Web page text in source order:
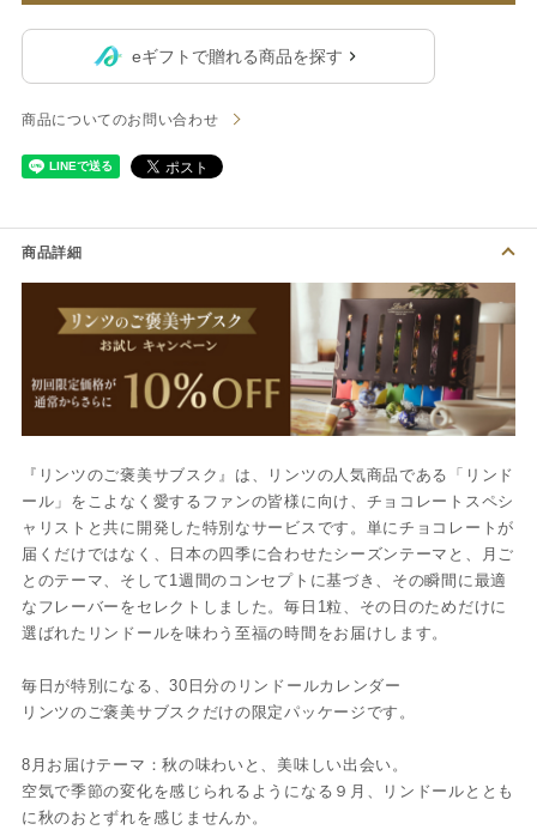
eギフトで贈れる商品を探す
商品についてのお問い合わせ
商品詳細
『リンツのご褒美サブスク』は、リンツの人気商品である「リンド
ール」をこよなく愛するファンの皆様に向け、チョコレートスペシ
ャリストと共に開発した特別なサービスです。単にチョコレートが
届くだけではなく、日本の四季に合わせたシーズンテーマと、月ご
とのテーマ、そして1週間のコンセプトに基づき、その瞬間に最適
なフレーバーをセレクトしました。毎日1粒、その日のためだけに
選ばれたリンドールを味わう至福の時間をお届けします。
毎日が特別になる、30日分のリンドールカレンダー
リンツのご褒美サブスクだけの限定パッケージです。
8月お届けテーマ：秋の味わいと、美味しい出会い。
空気で季節の変化を感じられるようになる９月、リンドールととも
に秋のおとずれを感じませんか。